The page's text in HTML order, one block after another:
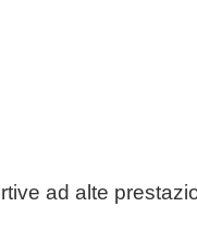
ad alte